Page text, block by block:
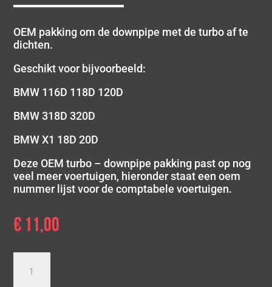
OEM pakking om de downpipe met de turbo af te
dichten.
Geschikt voor bijvoorbeeld:
BMW 116D 118D 120D
BMW 318D 320D
BMW X1 18D 20D
Deze OEM turbo – downpipe pakking past op nog
veel meer voertuigen, hieronder staat een oem
nummer lijst voor de comptabele voertuigen.
€ 11,00
downpipe